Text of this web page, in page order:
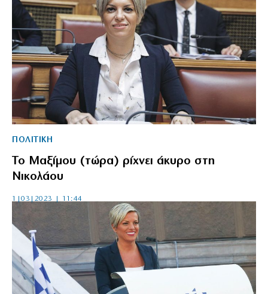
ΠΟΛΙΤΙΚΗ
Το Μαξίμου (τώρα) ρίχνει άκυρο στη
Νικολάου
1|03|2023 | 11:44